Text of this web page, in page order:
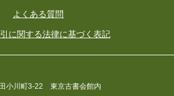
よくある質問
に関する法律に基づく表記
小川町3-22 東京古書会館内